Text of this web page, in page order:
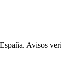
Avisos